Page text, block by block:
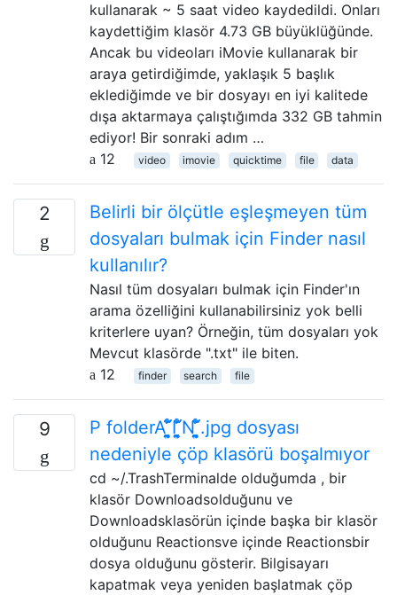
kullanarak ~ 5 saat video kaydedildi. Onları
kaydettiğim klasör 4.73 GB büyüklüğünde.
Ancak bu videoları iMovie kullanarak bir
araya getirdiğimde, yaklaşık 5 başlık
eklediğimde ve bir dosyayı en iyi kalitede
dışa aktarmaya çalıştığımda 332 GB tahmin
ediyor! Bir sonraki adım …
12
video imovie quicktime file data
2
Belirli bir ölçütle eşleşmeyen tüm
dosyaları bulmak için Finder nasıl
kullanılır?
Nasıl tüm dosyaları bulmak için Finder'ın
arama özelliğini kullanabilirsiniz yok belli
kriterlere uyan? Örneğin, tüm dosyaları yok
Mevcut klasörde ".txt" ile biten.
12
finder search file
9
P folderA ͎̮͉͍ͨ̈́̾̈́I ͎̮͉͍ͨ̈́̾̈́N ͎̮͉͍ͨ̈́̾̈́.jpg dosyası
nedeniyle çöp klasörü boşalmıyor
cd ~/.TrashTerminalde olduğumda , bir
klasör Downloadsolduğunu ve
Downloadsklasörün içinde başka bir klasör
olduğunu Reactionsve içinde Reactionsbir
dosya olduğunu gösterir. Bilgisayarı
kapatmak veya yeniden başlatmak çöp